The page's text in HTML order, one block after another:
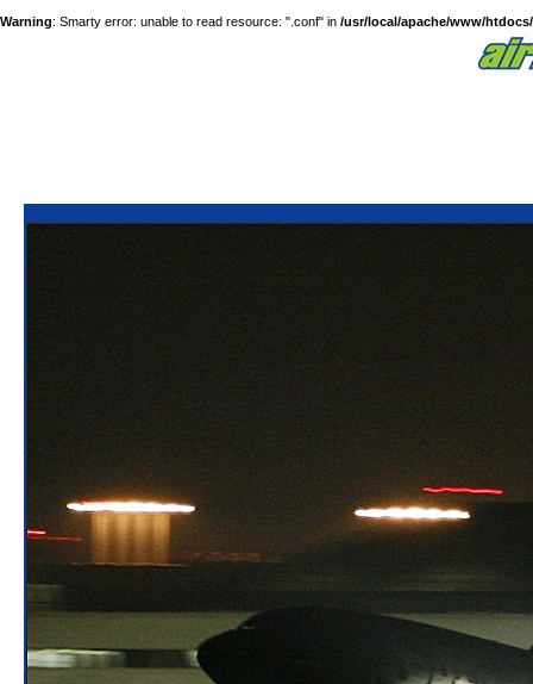
Warning: Smarty error: unable to read resource: ".conf" in /usr/local/apache/www/